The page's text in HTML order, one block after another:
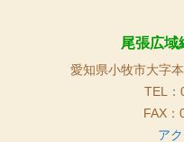
尾張広域
愛知県小牧市大字
TEL：
FAX
ア